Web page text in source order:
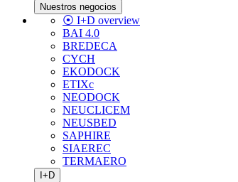
Nuestros negocios
⦿ I+D overview
BAI 4.0
BREDECA
CYCH
EKODOCK
ETIXc
NEODOCK
NEUCLICEM
NEUSBED
SAPHIRE
SIAEREC
TERMAERO
I+D